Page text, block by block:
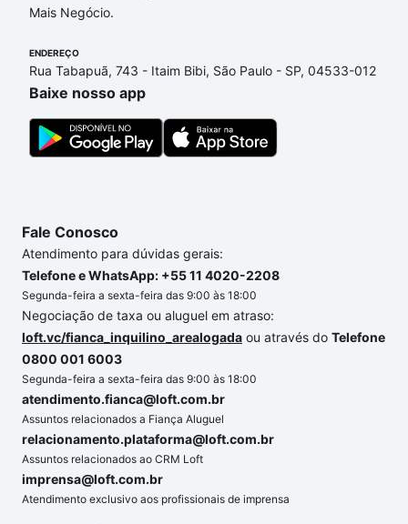
Mais Negócio.
ENDEREÇO
Rua Tabapuã, 743 - Itaim Bibi, São Paulo - SP, 04533-012
Baixe nosso app
Fale Conosco
Atendimento para dúvidas gerais:
Telefone e WhatsApp: +55 11 4020-2208
Segunda-feira a sexta-feira das 9:00 às 18:00
Negociação de taxa ou aluguel em atraso:
loft.vc/fianca_inquilino_arealogada ou através do Telefone
0800 001 6003
Segunda-feira a sexta-feira das 9:00 às 18:00
atendimento.fianca@loft.com.br
Assuntos relacionados a Fiança Aluguel
relacionamento.plataforma@loft.com.br
Assuntos relacionados ao CRM Loft
imprensa@loft.com.br
Atendimento exclusivo aos profissionais de imprensa